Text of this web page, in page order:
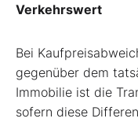
Verkehrswert
Bei
gegenüber dem
Immobilie ist die
sofern diese